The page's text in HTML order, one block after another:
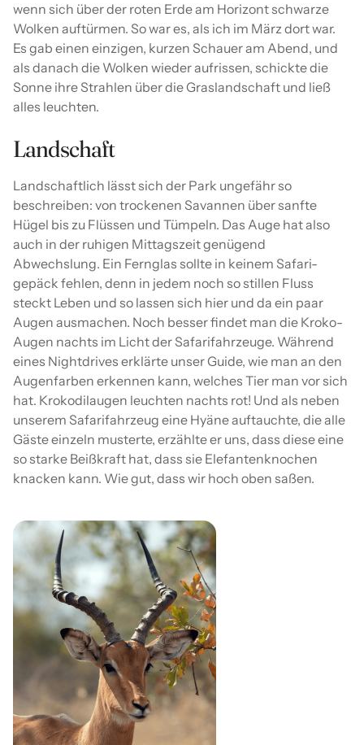
wenn sich über der roten Erde am Horizont schwarze
Wolken auftürmen. So war es, als ich im März dort war.
Es gab einen einzigen, kurzen Schauer am Abend, und
als danach die Wolken wieder aufrissen, schickte die
Sonne ihre Strahlen über die Graslandschaft und ließ
alles leuchten.
Landschaft
Landschaftlich lässt sich der Park ungefähr so
beschreiben: von trockenen Savannen über sanfte
Hügel bis zu Flüssen und Tümpeln. Das Auge hat also
auch in der ruhigen Mittagszeit genügend
Abwechslung. Ein Fernglas sollte in keinem Safari-
gepäck fehlen, denn in jedem noch so stillen Fluss
steckt Leben und so lassen sich hier und da ein paar
Augen ausmachen. Noch besser findet man die Kroko-
Augen nachts im Licht der Safarifahrzeuge. Während
eines Nightdrives erklärte unser Guide, wie man an den
Augenfarben erkennen kann, welches Tier man vor sich
hat. Krokodilaugen leuchten nachts rot! Und als neben
unserem Safarifahrzeug eine Hyäne auftauchte, die alle
Gäste einzeln musterte, erzählte er uns, dass diese eine
so starke Beißkraft hat, dass sie Elefantenknochen
knacken kann. Wie gut, dass wir hoch oben saßen.